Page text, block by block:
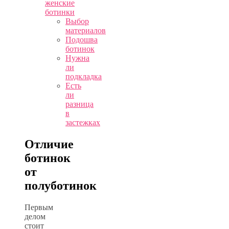
женские
ботинки
Выбор
материалов
Подошва
ботинок
Нужна
ли
подкладка
Есть
ли
разница
в
застежках
Отличие
ботинок
от
полуботинок
Первым
делом
стоит